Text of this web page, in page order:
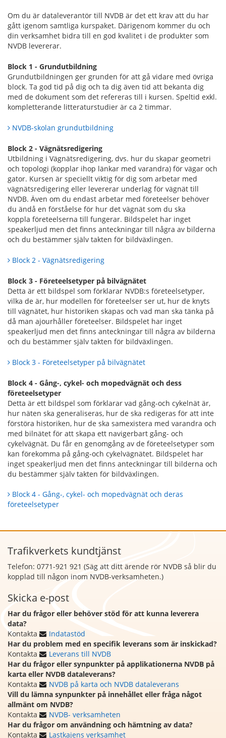
Om du är dataleverantör till NVDB är det ett krav att du har
gått igenom samtliga kurspaket. Därigenom kommer du och
din verksamhet bidra till en god kvalitet i de produkter som
NVDB levererar.
Block 1 - Grundutbildning
Grundutbildningen ger grunden för att gå vidare med övriga
block. Ta god tid på dig och ta dig även tid att bekanta dig
med de dokument som det refereras till i kursen. Speltid exkl.
kompletterande litteraturstudier är ca 2 timmar.
NVDB-skolan grundutbildning
Block 2 - Vägnätsredigering
Utbildning i Vägnätsredigering, dvs. hur du skapar geometri
och topologi (kopplar ihop länkar med varandra) för vägar och
gator. Kursen är speciellt viktig för dig som arbetar med
vägnätsredigering eller levererar underlag för vägnät till
NVDB. Även om du endast arbetar med företeelser behöver
du ändå en förståelse för hur det vägnät som du ska
koppla företeelserna till fungerar. Bildspelet har inget
speakerljud men det finns anteckningar till några av bilderna
och du bestämmer själv takten för bildväxlingen.
Block 2 - Vägnätsredigering
Block 3 - Företeelsetyper på bilvägnätet
Detta är ett bildspel som förklarar NVDB:s företeelsetyper,
vilka de är, hur modellen för företeelser ser ut, hur de knyts
till vägnätet, hur historiken skapas och vad man ska tänka på
då man ajourhåller företeelser. Bildspelet har inget
speakerljud men det finns anteckningar till några av bilderna
och du bestämmer själv takten för bildväxlingen.
Block 3 - Företeelsetyper på bilvägnätet
Block 4 - Gång-, cykel- och mopedvägnät och dess
företeelsetyper
Detta är ett bildspel som förklarar vad gång-och cykelnät är,
hur näten ska generaliseras, hur de ska redigeras för att inte
förstöra historiken, hur de ska samexistera med varandra och
med bilnätet för att skapa ett navigerbart gång- och
cykelvägnät. Du får en genomgång av de företeelsetyper som
kan förekomma på gång-och cykelvägnätet. Bildspelet har
inget speakerljud men det finns anteckningar till bilderna och
du bestämmer själv takten för bildväxlingen.
Block 4 - Gång-, cykel- och mopedvägnät och deras
företeelsetyper
Trafikverkets kundtjänst
Telefon: 0771-921 921 (Säg att ditt ärende rör NVDB så blir du
kopplad till någon inom NVDB-verksamheten.)
Skicka e-post
Har du frågor eller behöver stöd för att kunna leverera
data?
Kontakta
Indatastöd
Har du problem med en specifik leverans som är inskickad?
Kontakta
Leverans till NVDB
Har du frågor eller synpunkter på applikationerna NVDB på
karta eller NVDB dataleverans?
Kontakta
NVDB på karta och NVDB dataleverans
Vill du lämna synpunkter på innehållet eller fråga något
allmänt om NVDB?
Kontakta
NVDB- verksamheten
Har du frågor om användning och hämtning av data?
Kontakta
Lastkajens verksamhet